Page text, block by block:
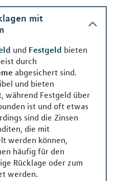
mit
und Festgeld bieten
durch
abgesichert sind.
und bieten
während Festgeld über
ist und oft etwas
sind die Zinsen
die mit
werden können,
häufig für den
Rücklage oder zum
werden.